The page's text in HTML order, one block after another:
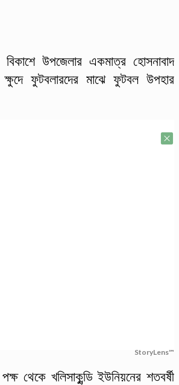
বিকাশে উপজেলার একমাত্র হোসনাবাদ
ফুটবলারদের মাঝে ফুটবল উপহার
StoryLens™
থেকে খলিসাকুন্ডি ইউনিয়নের শতবর্ষী